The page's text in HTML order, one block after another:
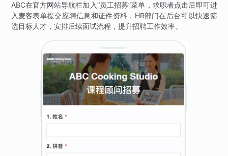
ABC在官方网站导航栏加入“员工招募”菜单，求职者点击后即可进
入麦客表单提交应聘信息和证件资料，HR部门在后台可以快速筛
选目标人才，安排后续面试流程，提升招聘工作效率。